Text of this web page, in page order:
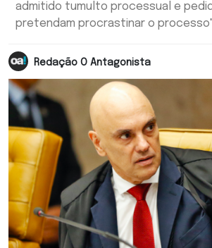
admitido tumulto processual e
pretendam procrastinar o processo"
Redação O Antagonista